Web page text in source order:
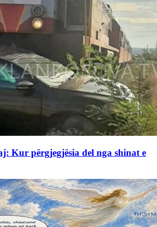
Kur përgjegjësia del nga shinat e